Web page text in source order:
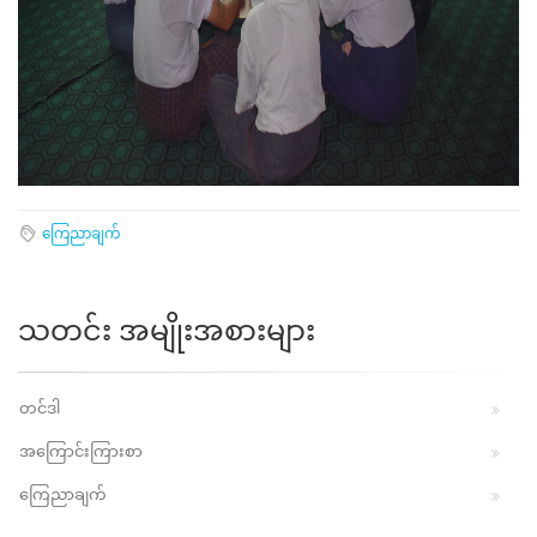
ကြေညာချက်
သတင်း အမျိုးအစားများ
တင်ဒါ
အကြောင်းကြားစာ
ကြေညာချက်